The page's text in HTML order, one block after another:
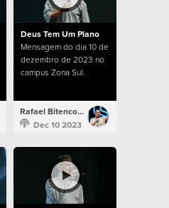
Deus Tem Um Plano
Mensagem do dia 10 de
dezembro de 2023 no
campus Zona Sul.
Rafael Bitencourt
Dec 10 2023